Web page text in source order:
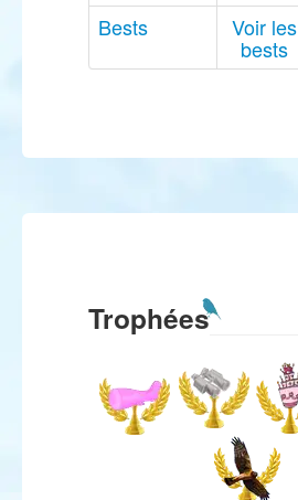
Bests
Voir les
bests
Trophées